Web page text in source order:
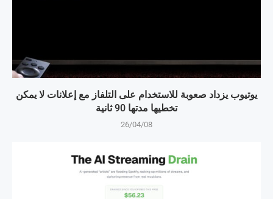
يوتيوب يزداد صعوبة للاستخدام على التلفاز مع إعلانات لا يمكن
تخطيها مدتها 90 ثانية
26/04/08